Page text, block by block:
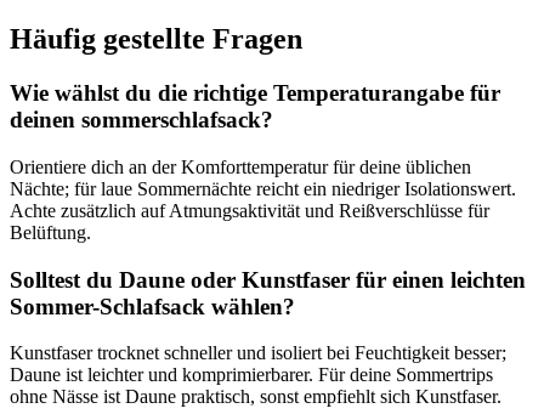
Häufig gestellte Fragen
Wie wählst du die richtige Temperaturangabe für
deinen sommerschlafsack?
Orientiere dich an der Komforttemperatur für deine üblichen
Nächte; für laue Sommernächte reicht ein niedriger Isolationswert.
Achte zusätzlich auf Atmungsaktivität und Reißverschlüsse für
Belüftung.
Solltest du Daune oder Kunstfaser für einen leichten
Sommer-Schlafsack wählen?
Kunstfaser trocknet schneller und isoliert bei Feuchtigkeit besser;
Daune ist leichter und komprimierbarer. Für deine Sommertrips
ohne Nässe ist Daune praktisch, sonst empfiehlt sich Kunstfaser.